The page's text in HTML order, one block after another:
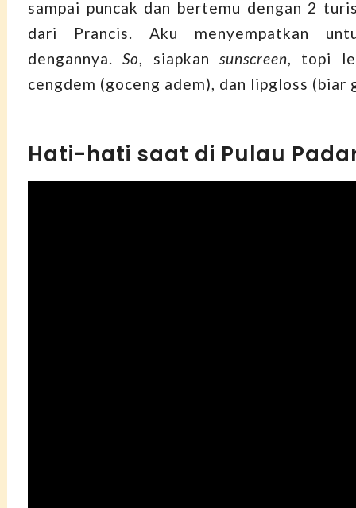
sampai puncak dan bertemu dengan 2
dari Prancis. Aku menyempatkan
dengannya.So, siapkan sunscreen, topi
cengdem (goceng adem), dan lipgloss (biar
Hati-hati saat di Pulau